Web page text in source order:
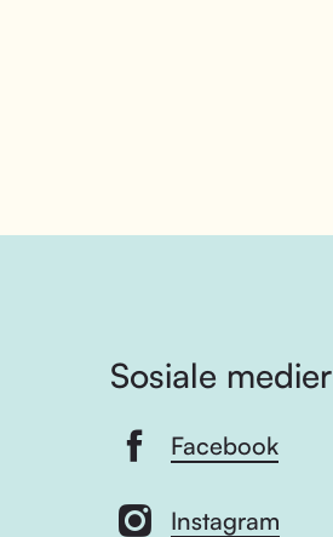
Sosiale medier
Facebook
Instagram